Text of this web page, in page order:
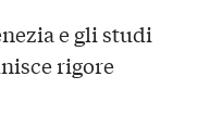
e gli studi
rigore